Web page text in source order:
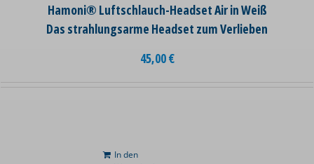
Hamoni® Luftschlauch-Headset Air in Weiß
Das strahlungsarme Headset zum Verlieben
45,00€
In den